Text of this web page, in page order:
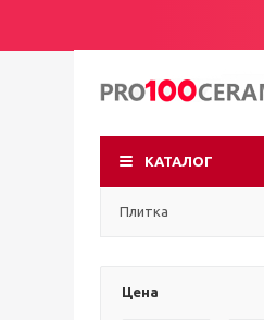
КАТАЛОГ
Плитка
Цена